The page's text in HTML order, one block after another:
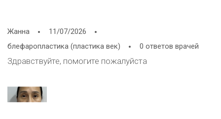
Жанна
11/07/2026
блефаропластика (пластика век)
0 ответов врачей
Здравствуйте, помогите пожалуйста